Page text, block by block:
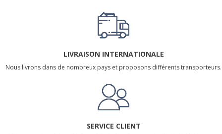
LIVRAISON INTERNATIONALE
Nous livrons dans de nombreux pays et proposons différents transporteurs.
SERVICE CLIENT